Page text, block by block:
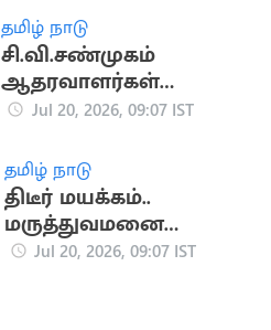
தமிழ் நாடு
சி.வி.சண்முகம்
ஆதரவாளர்கள்
கூண்டோடு
Jul 20, 2026, 09:07 IST
தமிழ் நாடு
திடீர் மயக்கம்..
மருத்துவமனை
விரையும் அனிதா
Jul 20, 2026, 09:07 IST